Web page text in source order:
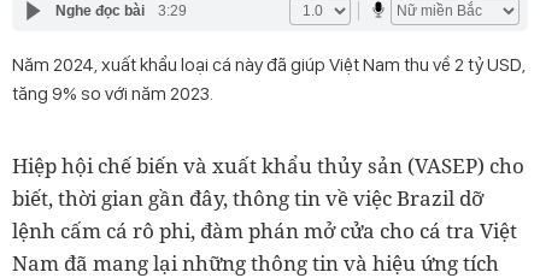
Nghe đọc bài 3:29
Năm 2024, xuất khẩu loại cá này đã giúp Việt Nam thu về 2 tỷ USD,
tăng 9% so với năm 2023.
Hiệp hội chế biến và xuất khẩu thủy sản (VASEP) cho
biết, thời gian gần đây, thông tin về việc Brazil dỡ
lệnh cấm cá rô phi, đàm phán mở cửa cho cá tra Việt
Nam đã mang lại những thông tin và hiệu ứng tích